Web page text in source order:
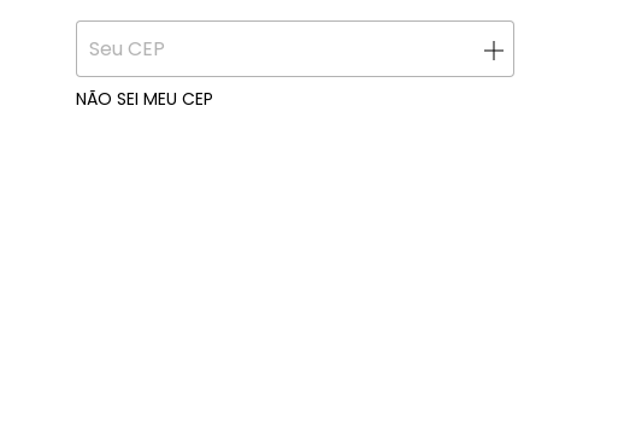
Entregas para o CEP:
ALTERAR CEP
NÃO SEI MEU CEP